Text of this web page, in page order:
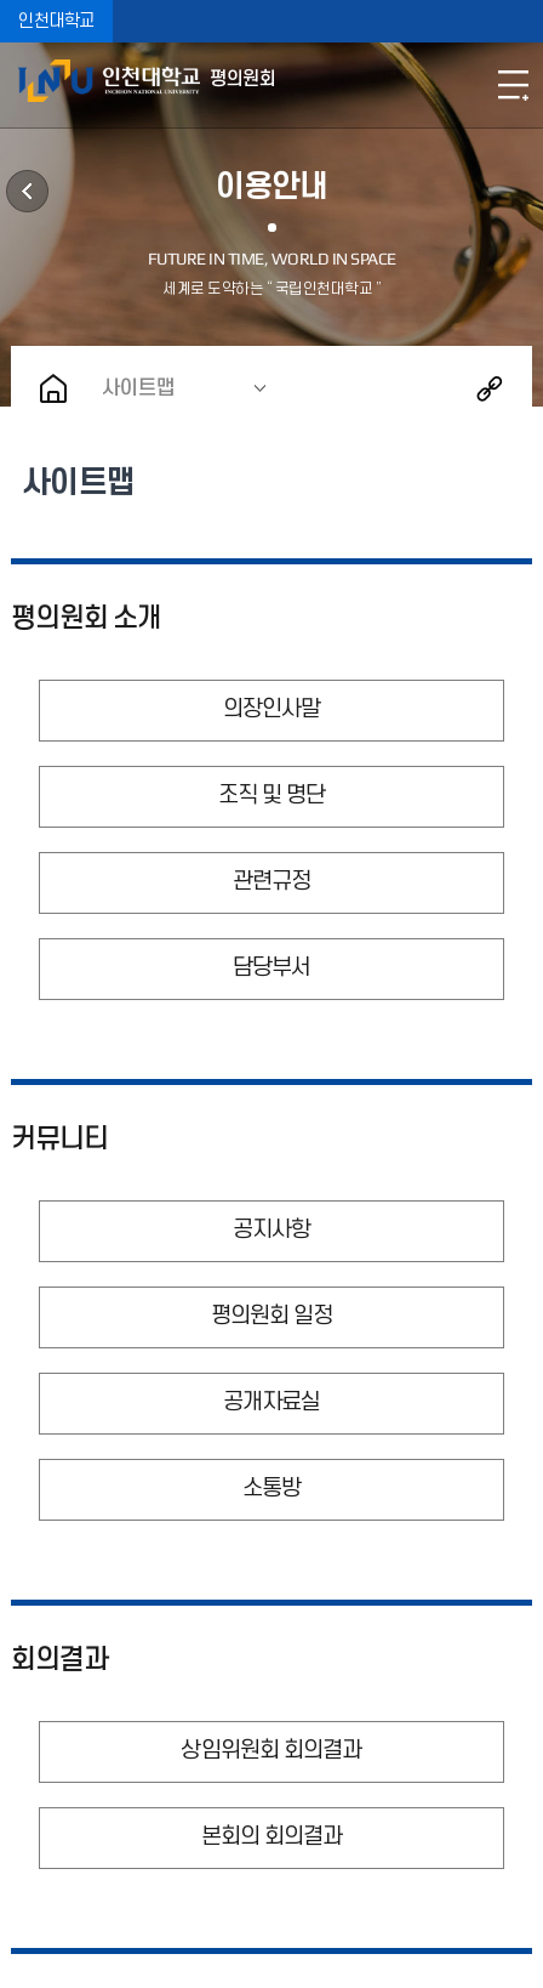
인천대학교
평의원회
이용안내
사이트맵
사이트맵
평의원회 소개
의장인사말
조직 및 명단
관련규정
담당부서
커뮤니티
공지사항
평의원회 일정
공개자료실
소통방
회의결과
상임위원회 회의결과
본회의 회의결과